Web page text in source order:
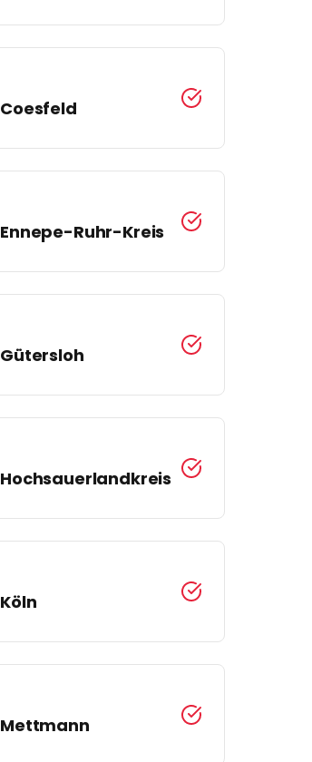
Coesfeld
Ennepe-Ruhr-Kreis
Gütersloh
Hochsauerlandkreis
Köln
Mettmann